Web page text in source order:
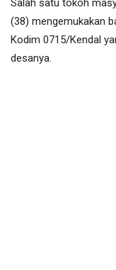
Salah satu tokoh
(38) mengemukakan
Kodim 0715/Kendal
desanya.